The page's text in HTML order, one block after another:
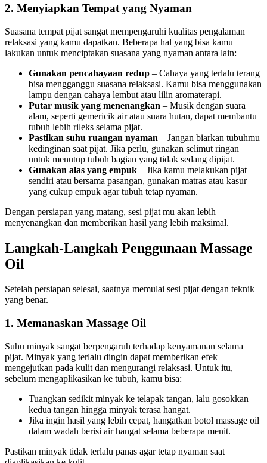
2. Menyiapkan Tempat yang Nyaman
Suasana tempat pijat sangat mempengaruhi kualitas pengalaman
relaksasi yang kamu dapatkan. Beberapa hal yang bisa kamu
lakukan untuk menciptakan suasana yang nyaman antara lain:
Gunakan pencahayaan redup – Cahaya yang terlalu terang
bisa mengganggu suasana relaksasi. Kamu bisa menggunakan
lampu dengan cahaya lembut atau lilin aromaterapi.
Putar musik yang menenangkan – Musik dengan suara
alam, seperti gemericik air atau suara hutan, dapat membantu
tubuh lebih rileks selama pijat.
Pastikan suhu ruangan nyaman – Jangan biarkan tubuhmu
kedinginan saat pijat. Jika perlu, gunakan selimut ringan
untuk menutup tubuh bagian yang tidak sedang dipijat.
Gunakan alas yang empuk – Jika kamu melakukan pijat
sendiri atau bersama pasangan, gunakan matras atau kasur
yang cukup empuk agar tubuh tetap nyaman.
Dengan persiapan yang matang, sesi pijat mu akan lebih
menyenangkan dan memberikan hasil yang lebih maksimal.
Langkah-Langkah Penggunaan Massage
Oil
Setelah persiapan selesai, saatnya memulai sesi pijat dengan teknik
yang benar.
1. Memanaskan Massage Oil
Suhu minyak sangat berpengaruh terhadap kenyamanan selama
pijat. Minyak yang terlalu dingin dapat memberikan efek
mengejutkan pada kulit dan mengurangi relaksasi. Untuk itu,
sebelum mengaplikasikan ke tubuh, kamu bisa:
Tuangkan sedikit minyak ke telapak tangan, lalu gosokkan
kedua tangan hingga minyak terasa hangat.
Jika ingin hasil yang lebih cepat, hangatkan botol massage oil
dalam wadah berisi air hangat selama beberapa menit.
Pastikan minyak tidak terlalu panas agar tetap nyaman saat